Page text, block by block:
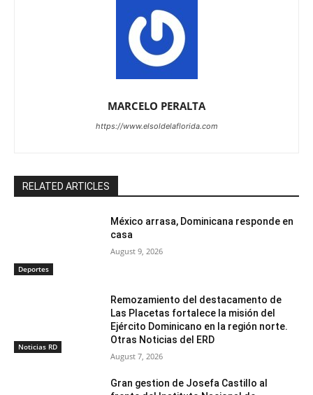
MARCELO PERALTA
https://www.elsoldelaflorida.com
RELATED ARTICLES
Deportes
México arrasa, Dominicana responde en
casa
August 9, 2026
Noticias RD
Remozamiento del destacamento de
Las Placetas fortalece la misión del
Ejército Dominicano en la región norte.
Otras Noticias del ERD
August 7, 2026
Gran gestion de Josefa Castillo al